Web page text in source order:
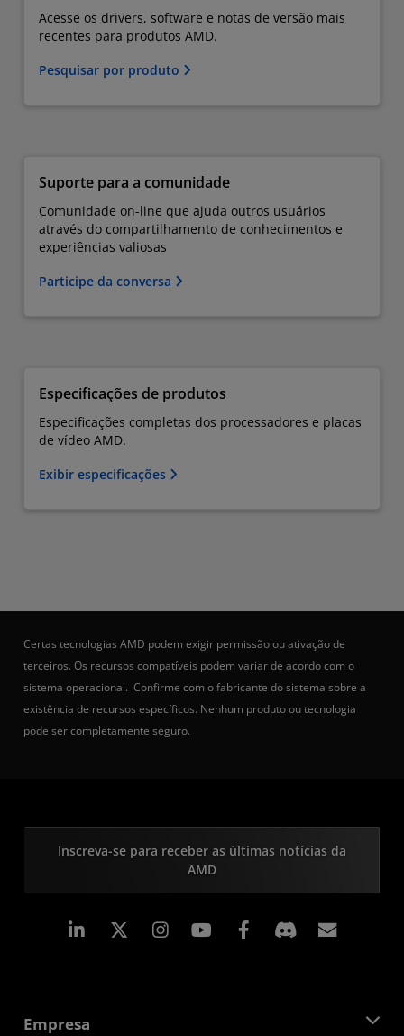
Acesse os drivers, software e notas de versão mais
recentes para produtos AMD.
Pesquisar por produto
Suporte para a comunidade
Comunidade on-line que ajuda outros usuários
através do compartilhamento de conhecimentos e
experiências valiosas
Participe da conversa
Especificações de produtos
Especificações completas dos processadores e placas
de vídeo AMD.
Exibir especificações
Certas tecnologias AMD podem exigir permissão ou ativação de
terceiros. Os recursos compatíveis podem variar de acordo com o
sistema operacional. Confirme com o fabricante do sistema sobre a
existência de recursos específicos. Nenhum produto ou tecnologia
pode ser completamente seguro.
Inscreva-se para receber as últimas notícias da
AMD
Linkedin Instagram Facebook
Empresa